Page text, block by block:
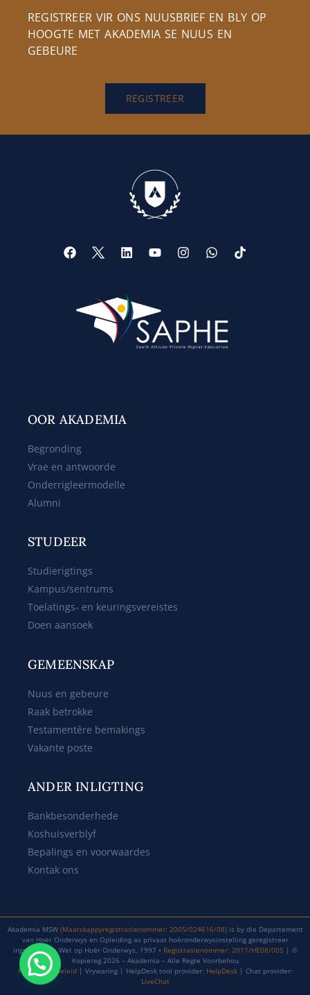
REGISTREER VIR ONS NUUSBRIEF EN BLY OP
HOOGTE MET AKADEMIA SE NUUS EN
GEBEURE
REGISTREER
OOR AKADEMIA
Begronding
Vrae en antwoorde
Onderrigleermodelle
Alumni
STUDEER
Studierigtings
Kampus/sentrums
Toelatings- en keuringsvereistes
Doen aansoek
GEMEENSKAP
Nuus en gebeure
Raak betrokke
Testamentêre bemakings
Vakante poste
ANDER INLIGTING
Bankbesonderhede
Koshuisverblyf
Bepalings en voorwaardes
Kontak ons
Akademia MSW (Maatskappyregistrasienommer: 2005/024616/08)is by die Departement
van Hoër Onderwys en Opleiding as privaat hoëronderwysinstelling geregistreer
ingevolge die Wet op Hoër Onderwys, 1997 • Registrasienommer: 2011/HE08/005 | ©
Kopiereg 2026 – Akademia – Alle Regte Voorbehou
Privaatheidbeleid| Vrywaring | HelpDesk tool provider: HelpDesk| Chat provider:
LiveChat